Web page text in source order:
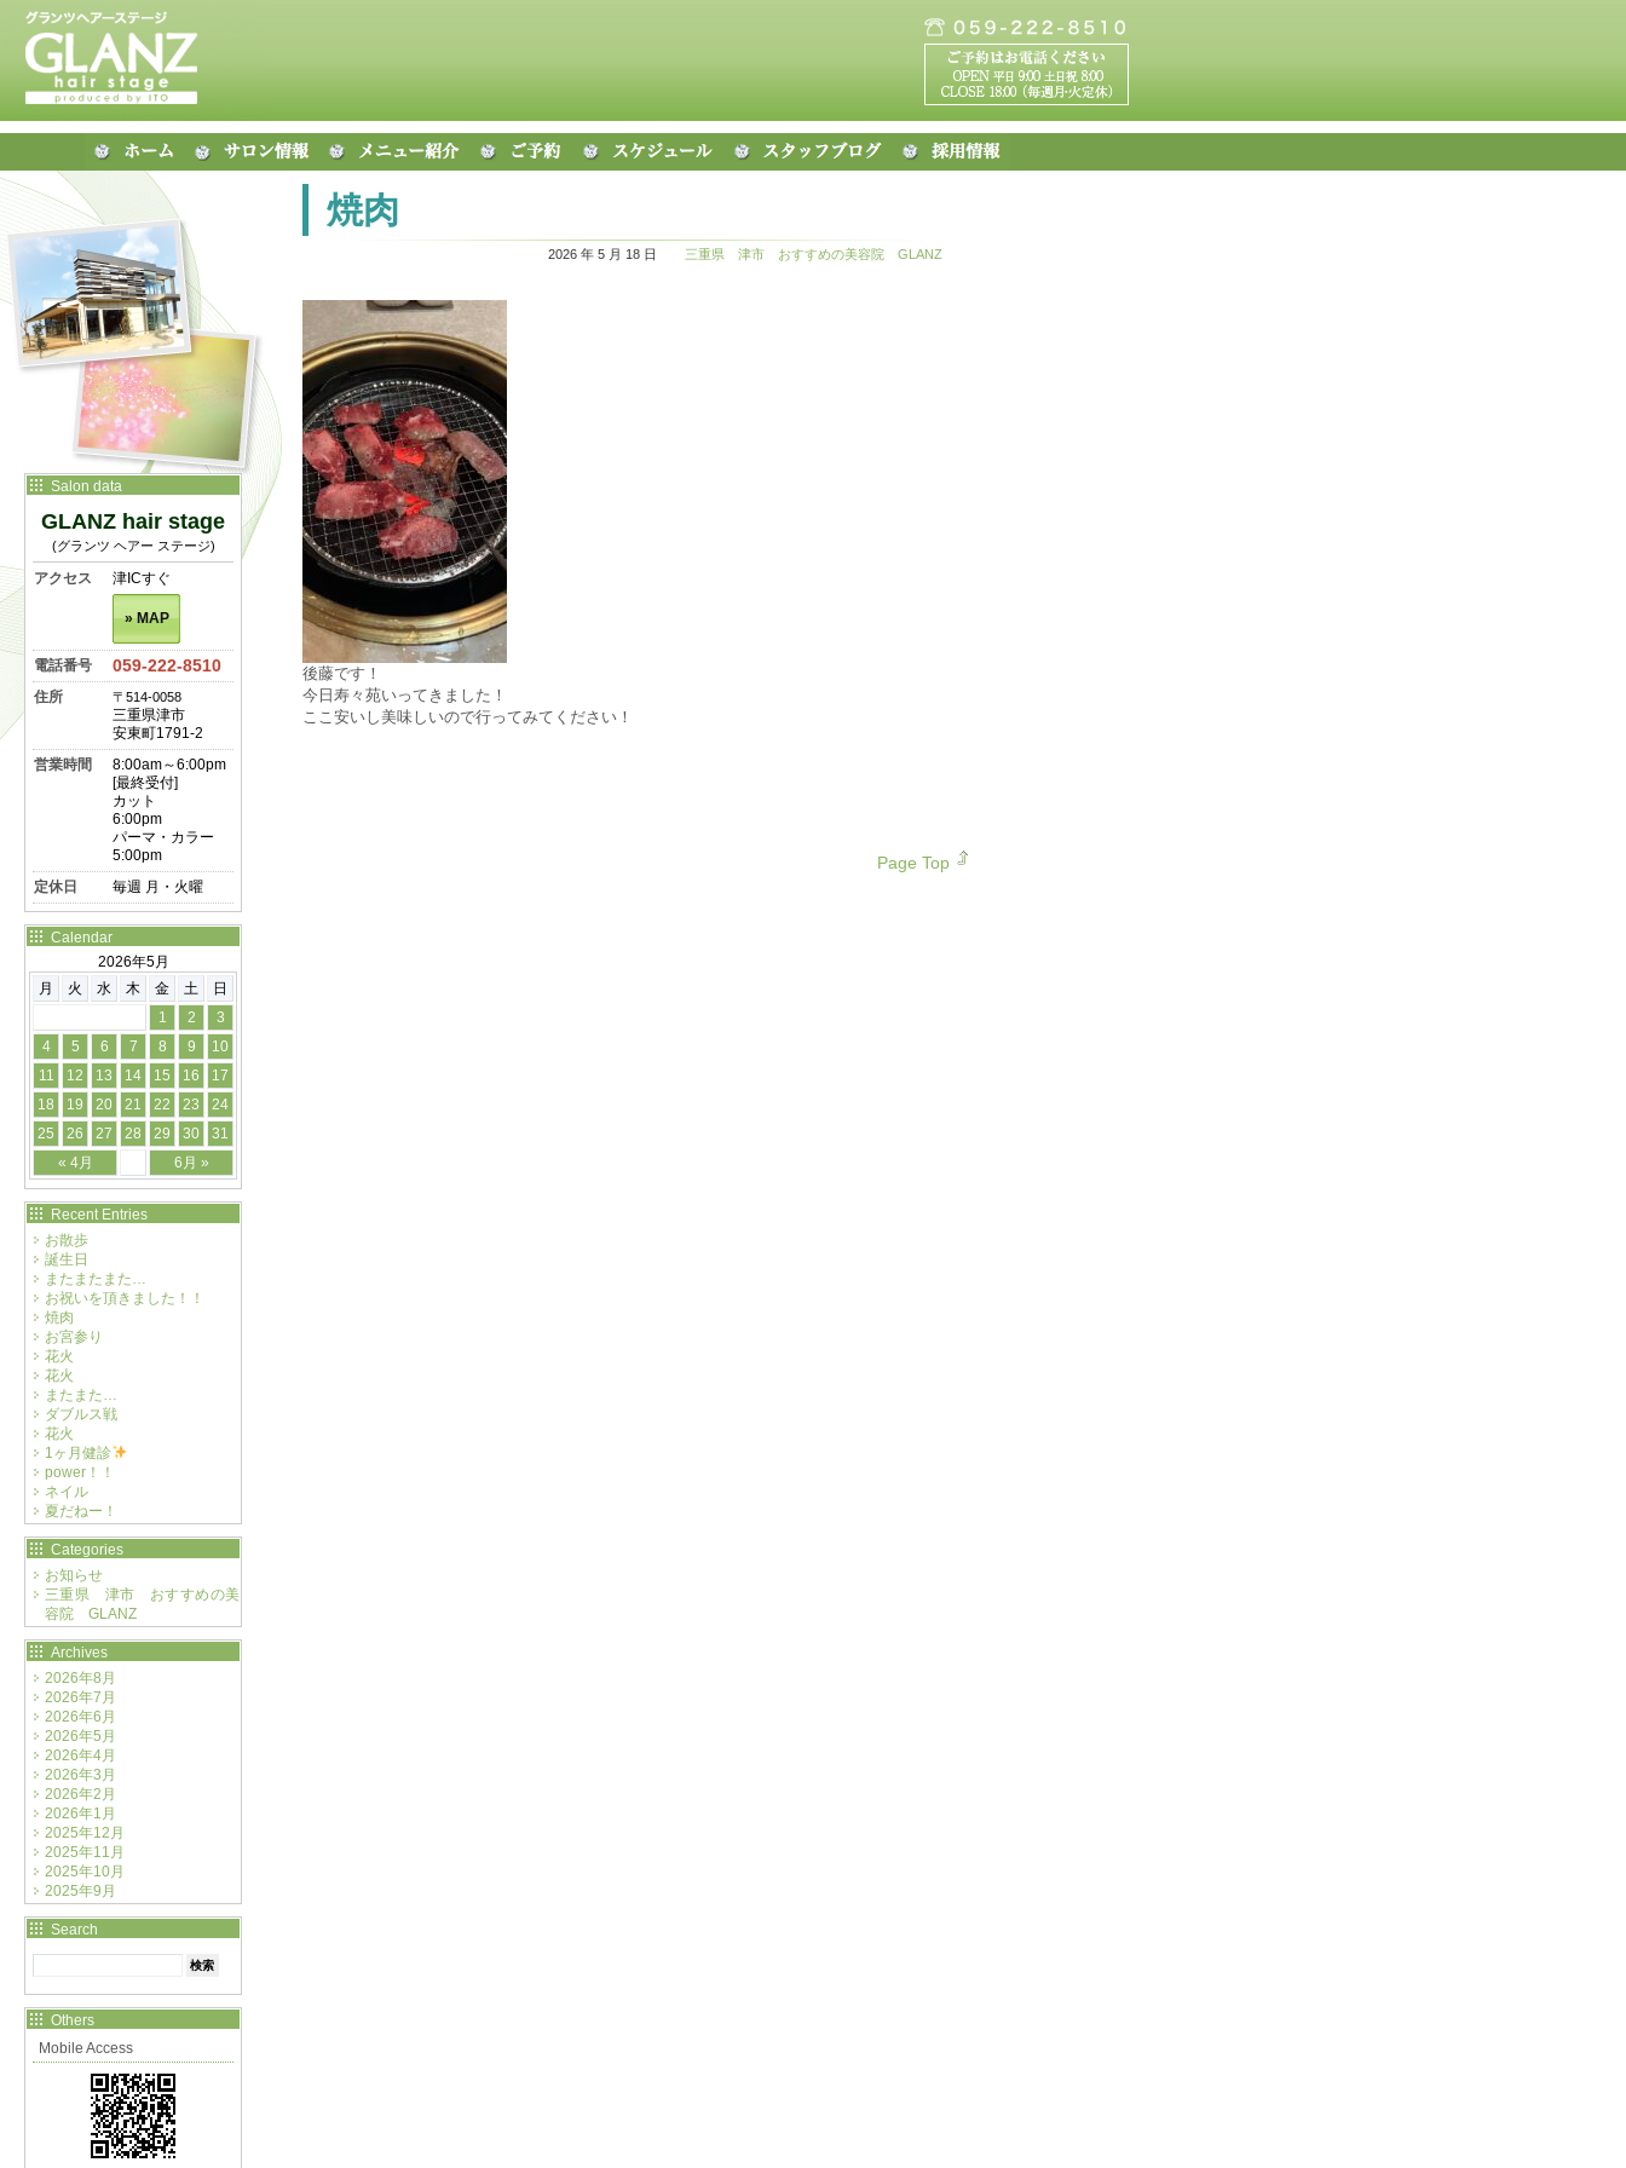
焼肉
2026 年 5 月 18 日 三重県 津市 おすすめの美容院 GLANZ
後藤です！
今日寿々苑いってきました！
ここ安いし美味しいので行ってみてください！
Page Top
Salon data
GLANZ hair stage
(グランツ ヘアー ステージ)
アクセス 津ICすぐ
» MAP
電話番号 059-222-8510
住所 〒514-0058
三重県津市
安東町1791-2
営業時間
8:00am～6:00pm
[最終受付]
カット
6:00pm
パーマ・カラー
5:00pm
定休日
毎週 月・火曜
Calendar
2026年5月
月
火 水 木 金 土 日
« 4月 6月 »
1 2
3
4
5 6 7 8 9
10
11
12 13 14 15 16
17
18
19 20 21 22 23
24
25
26 27 28 29 30 31
Recent Entries
お散歩
誕生日
またまたまた…
お祝いを頂きました！！
焼肉
お宮参り
花火
花火
またまた…
ダブルス戦
花火
1ヶ月健診
power！！
ネイル
夏だねー！
Categories
お知らせ
三重県 津市 おすすめの美
容院 GLANZ
Archives
2026年8月
2026年7月
2026年6月
2026年5月
2026年4月
2026年3月
2026年2月
2026年1月
2025年12月
2025年11月
2025年10月
2025年9月
Search
Others
Mobile Access